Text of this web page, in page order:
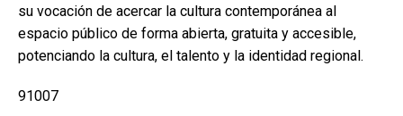
su vocación de acercar la cultura contemporánea al
espacio público de forma abierta, gratuita y accesible,
potenciando la cultura, el talento y la identidad regional.
91007